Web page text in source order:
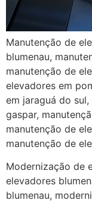
Manutenção de
blumenau,
manutenção de
elevadores em
em jaraguá do
gaspar,
manutenção de
manutenção de
Modernização de
elevadores
blumenau,